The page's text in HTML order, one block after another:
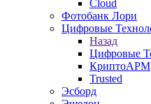
Cloud
Фотобанк Лори
Цифровые
Назад
Цифровые
КриптоАРМ
Trusted
Эсборд